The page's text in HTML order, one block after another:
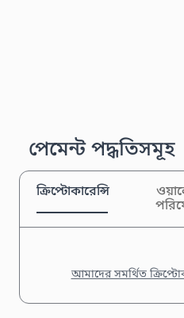
পেমেন্ট পদ্ধতিসমূহ
ক্রিপ্টোকারেন্সি
আমাদের সমর্থিত